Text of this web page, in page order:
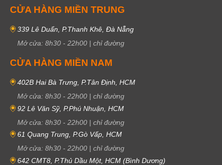
CỬA HÀNG MIỀN TRUNG
339 Lê Duẩn, P.Thanh Khê, Đà Nẵng
Mở cửa: 8h30 - 22h00 | chỉ đường
CỬA HÀNG MIỀN NAM
402B Hai Bà Trưng, P.Tân Định, HCM
Mở cửa: 8h30 - 22h00 | chỉ đường
92 Lê Văn Sỹ, P.Phú Nhuận, HCM
Mở cửa: 8h30 - 22h00 | chỉ đường
61 Quang Trung, P.Gò Vấp, HCM
Mở cửa: 8h30 - 22h00 | chỉ đường
642 CMT8, P.Thủ Dầu Một, HCM (Bình Dương)